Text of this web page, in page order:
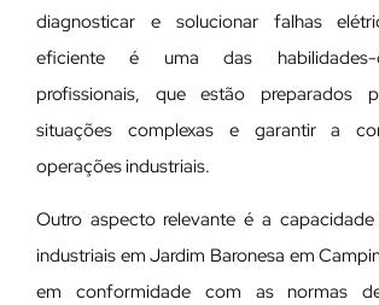
diagnosticar e solucionar falhas
eficiente é uma das habilidades-
profissionais, que estão preparados
situações complexas e garantir a
operações industriais.
Outro aspecto relevante é a
industriais em Jardim Baronesa em
em conformidade com as normas